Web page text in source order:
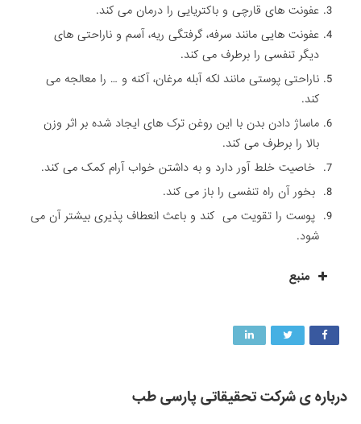
عفونت های قارچی و باکتریایی را درمان می کند.
عفونت هایی مانند سرفه، گرفتگی ریه، آسم و ناراحتی های
دیگر تنفسی را برطرف می کند.
ناراحتی پوستی مانند لکه آبله مرغان، آکنه و … را معالجه می
کند.
ماساژ دادن بدن با این روغن ترک های ایجاد شده بر اثر وزن
بالا را برطرف می کند.
خاصیت خلط آور دارد و به داشتن خواب آرام کمک می کند.
بخور آن راه تنفسی را باز می کند.
پوست را تقویت می کند و باعث انعطاف پذیری بیشتر آن می
شود.
منبع
درباره ی شرکت تحقیقاتی پارسی طب